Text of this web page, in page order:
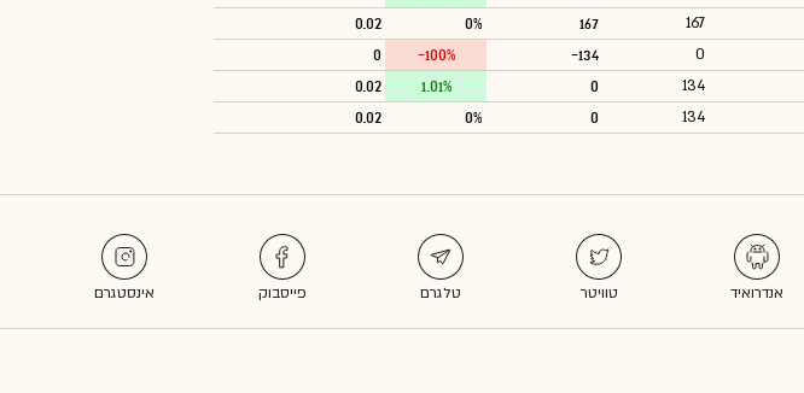
167
167
0%
0.02
0
-134
-100%
0
134
0
1.01%
0.02
134
0
0%
0.02